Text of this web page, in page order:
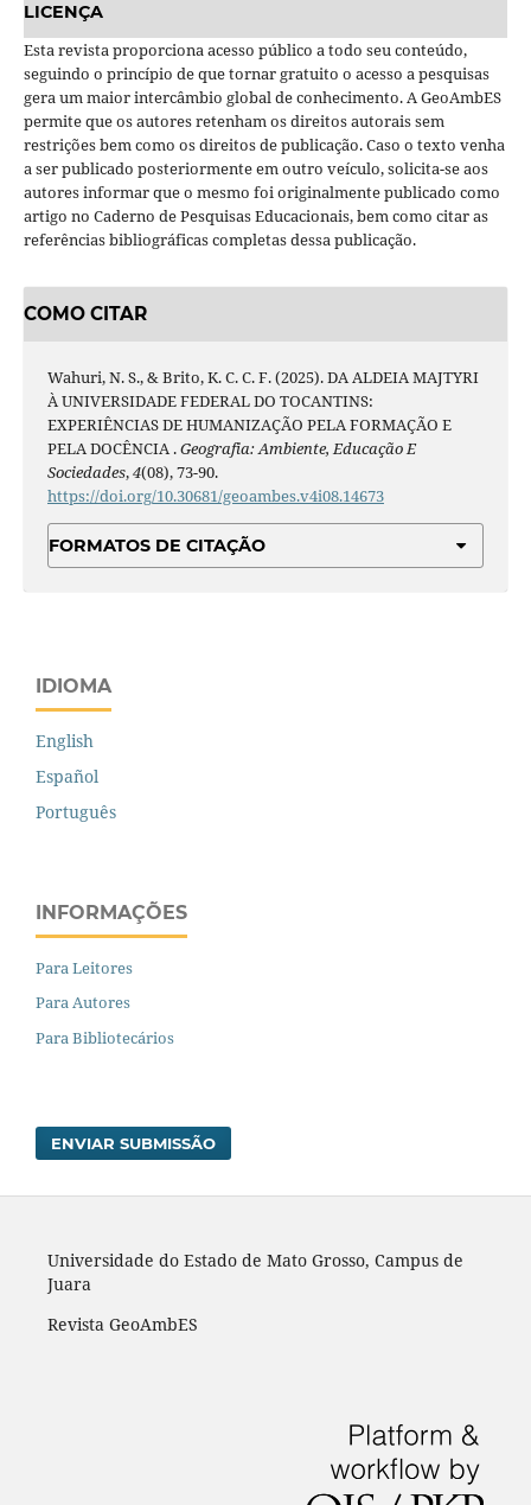
LICENÇA
Esta revista proporciona acesso público a todo seu conteúdo,
seguindo o princípio de que tornar gratuito o acesso a pesquisas
gera um maior intercâmbio global de conhecimento. A GeoAmbES
permite que os autores retenham os direitos autorais sem
restrições bem como os direitos de publicação. Caso o texto venha
a ser publicado posteriormente em outro veículo, solicita-se aos
autores informar que o mesmo foi originalmente publicado como
artigo no Caderno de Pesquisas Educacionais, bem como citar as
referências bibliográficas completas dessa publicação.
COMO CITAR
Wahuri, N. S., & Brito, K. C. C. F. (2025). DA ALDEIA MAJTYRI
À UNIVERSIDADE FEDERAL DO TOCANTINS:
EXPERIÊNCIAS DE HUMANIZAÇÃO PELA FORMAÇÃO E
PELA DOCÊNCIA .Geografia: Ambiente, Educação E
Sociedades,4(08), 73-90.
https://doi.org/10.30681/geoambes.v4i08.14673
FORMATOS DE CITAÇÃO
IDIOMA
English
Español
Português
INFORMAÇÕES
Para Leitores
Para Autores
Para Bibliotecários
ENVIAR SUBMISSÃO
Universidade do Estado de Mato Grosso, Campus de
Juara
Revista GeoAmbES